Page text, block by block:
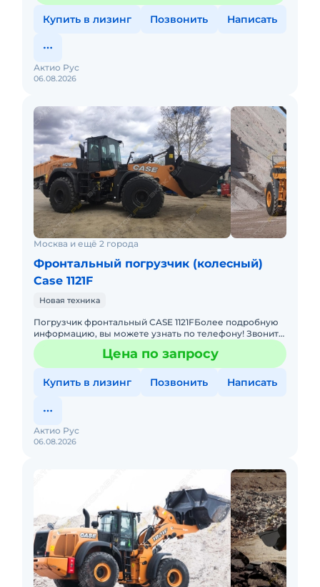
Купить в лизинг Позвонить Написать
06.08.2026
Актио Рус
Москва и ещё 2 города
Фронтальный погрузчик (колесный)
Case 1121F
Новая техника
Погрузчик фронтальный CASE 1121FБолее подробную
информацию, вы можете узнать по телефону! Звоните
прямо сейчас! Не упустите свой шанс! Основные
преимущества: &bЦена по запросу
Купить в лизинг Позвонить Написать
06.08.2026
Актио Рус